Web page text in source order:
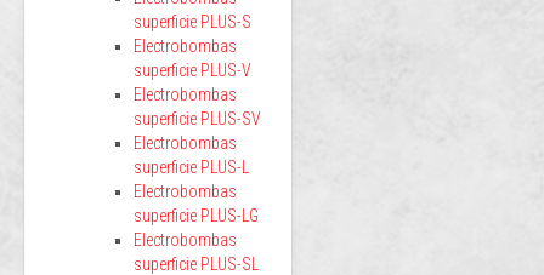
superficie PLUS-S
Electrobombas
superficie PLUS-V
Electrobombas
superficie PLUS-SV
Electrobombas
superficie PLUS-L
Electrobombas
superficie PLUS-LG
Electrobombas
superficie PLUS-SL